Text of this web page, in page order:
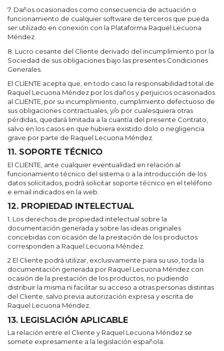
7. Daños ocasionados como consecuencia de actuación o
funcionamiento de cualquier software de terceros que pueda
ser utilizado en conexión con la Plataforma Raquel Lecuona
Méndez.
8. Lucro cesante del Cliente derivado del incumplimiento por la
Sociedad de sus obligaciones bajo las presentes Condiciones
Generales.
El CLIENTE acepta que, en todo caso la responsabilidad total de
Raquel Lecuona Méndez por los daños y perjuicios ocasionados
al CLIENTE, por su incumplimiento, cumplimiento defectuoso de
sus obligaciones contractuales, y/o por cualesquiera otras
pérdidas, quedará limitada a la cuantía del presente Contrato,
salvo en los casos en que hubiera existido dolo o negligencia
grave por parte de Raquel Lecuona Méndez.
11. SOPORTE TÉCNICO
El CLIENTE, ante cualquier eventualidad en relación al
funcionamiento técnico del sistema o a la introducción de los
datos solicitados, podrá solicitar soporte técnico en el teléfono
e email indicados en la web.
12. PROPIEDAD INTELECTUAL
1. Los derechos de propiedad intelectual sobre la
documentación generada y sobre las ideas originales
concebidas con ocasión de la prestación de los productos
corresponden a Raquel Lecuona Méndez.
2 El Cliente podrá utilizar, exclusivamente para su uso, toda la
documentación generada por Raquel Lecuona Méndez con
ocasión de la prestación de los productos, no pudiendo
distribuir la misma ni facilitar su acceso a otras personas distintas
del Cliente, salvo previa autorización expresa y escrita de
Raquel Lecuona Méndez.
13. LEGISLACIÓN APLICABLE
La relación entre el Cliente y Raquel Lecuona Méndez se
somete expresamente a la legislación española.